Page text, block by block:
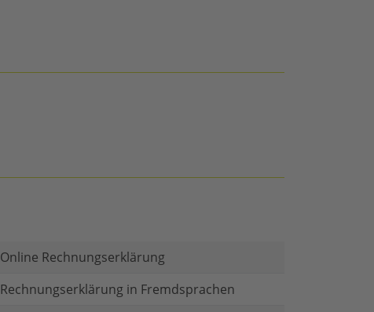
Online Rechnungserklärung
Rechnungserklärung in Fremdsprachen